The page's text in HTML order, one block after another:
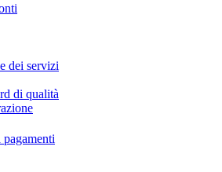
dei servizi
di qualità